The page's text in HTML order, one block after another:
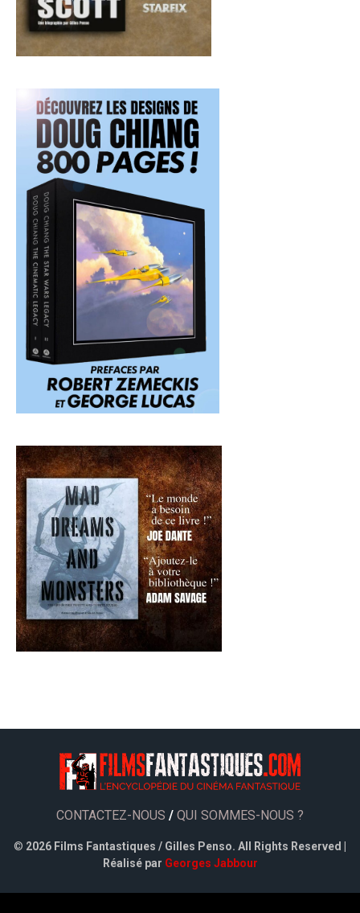
CONTACTEZ-NOUS / QUI SOMMES-NOUS ?
© 2026 Films Fantastiques / Gilles Penso. All Rights Reserved |
Réalisé par Georges Jabbour